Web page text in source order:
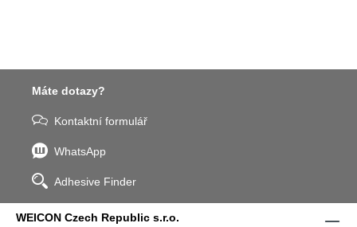
Máte dotazy?
Kontaktní formulář
WhatsApp
Adhesive Finder
WEICON Czech Republic s.r.o.